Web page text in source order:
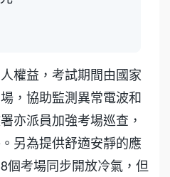
權益，考試期間由國家
，協助監測異常電波和
亦派員加強考場巡查，
另為提供舒適安靜的應
個考場同步開放冷氣，但